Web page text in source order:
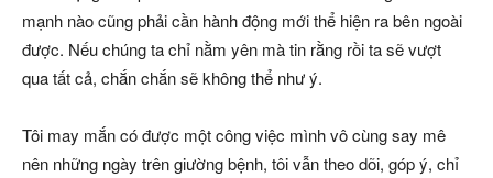
mạnh nào cũng phải cần hành động mới thể hiện ra bên ngoài
được. Nếu chúng ta chỉ nằm yên mà tin rằng rồi ta sẽ vượt
qua tất cả, chắn chắn sẽ không thể như ý.
Tôi may mắn có được một công việc mình vô cùng say mê
nên những ngày trên giường bệnh, tôi vẫn theo dõi, góp ý, chỉ